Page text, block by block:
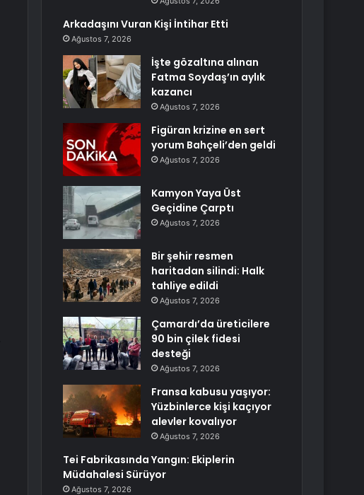
Arkadaşını Vuran Kişi İntihar Etti
Ağustos 7, 2026
İşte gözaltına alınan
Fatma Soydaş’ın aylık
kazancı
Ağustos 7, 2026
Figüran krizine en sert
yorum Bahçeli’den geldi
Ağustos 7, 2026
Kamyon Yaya Üst
Geçidine Çarptı
Ağustos 7, 2026
Bir şehir resmen
haritadan silindi: Halk
tahliye edildi
Ağustos 7, 2026
Çamardı’da üreticilere
90 bin çilek fidesi
desteği
Ağustos 7, 2026
Fransa kabusu yaşıyor:
Yüzbinlerce kişi kaçıyor
alevler kovalıyor
Ağustos 7, 2026
Tei Fabrikasında Yangın: Ekiplerin
Müdahalesi Sürüyor
Ağustos 7, 2026